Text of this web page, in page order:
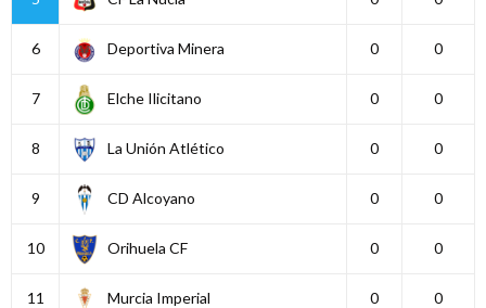
6 Deportiva Minera 0 0
7 Elche Ilicitano 0 0
8 La Unión Atlético 0 0
9 CD Alcoyano 0 0
10 Orihuela CF 0 0
11 Murcia Imperial 0 0